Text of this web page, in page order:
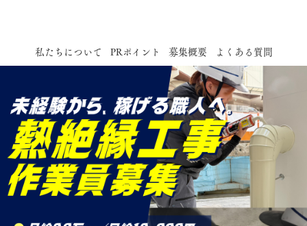
私たちについて PRポイント 募集概要 よくある質問